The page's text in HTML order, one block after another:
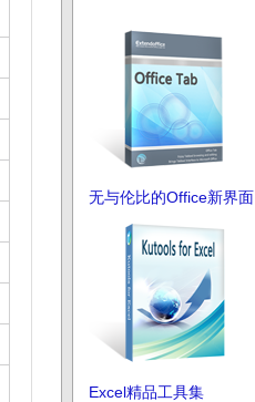
无与伦比的Office新界面
Excel精品工具集